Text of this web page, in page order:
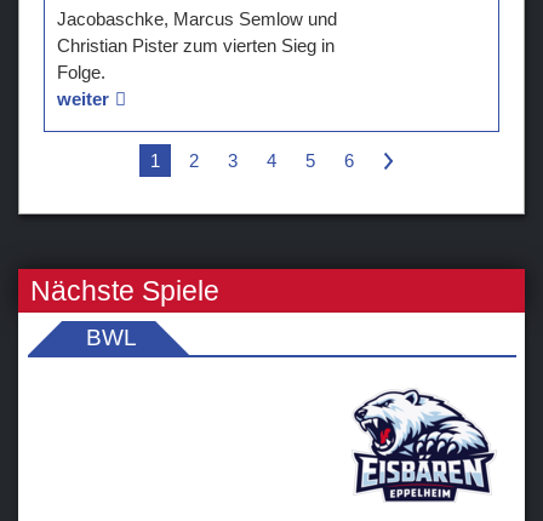
Jacobaschke, Marcus Semlow und
Christian Pister zum vierten Sieg in
Folge.
weiter
1 2 3 4 5 6 >
Nächste Spiele
BWL